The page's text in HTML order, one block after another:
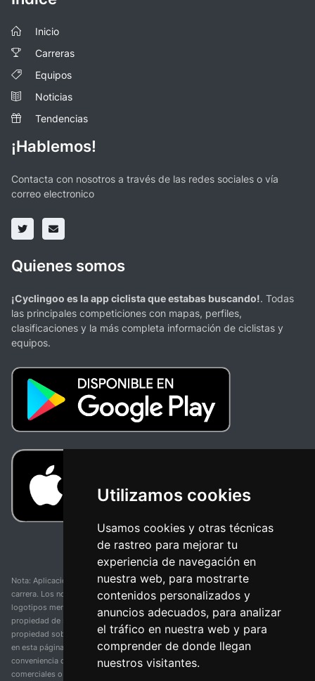
Utilizamos cookies
Usamos cookies y otras técnicas
de rastreo para mejorar tu
experiencia de navegación en
nuestra web, para mostrarte
contenidos personalizados y
anuncios adecuados, para analizar
el tráfico en nuestra web y para
comprender de donde llegan
nuestros visitantes.
Inicio
Carreras
Equipos
Noticias
Tendencias
¡Hablemos!
Contacta con nosotros a través de las redes sociales o vía
correo electronico
Quienes somos
¡Cyclingoo es la app ciclista que estabas buscando!. Todas
las principales competiciones con mapas, perfiles,
clasificaciones y la más completa información de ciclistas y
equipos.
Nota: Aplicación y web no oficial y no relacionada con ninguna organización o
carrera. Los nombres de equipos, competiciones, marcas comerciales y
logotipos mencionados en esta página de resultados de ciclismo son
propiedad de sus respectivos dueños. No tenemos afiliación, patrocinio ni
propiedad sobre estas marcas comerciales. Toda la información proporcionada
en esta página se presenta únicamente con fines informativos y para la
conveniencia de nuestros usuarios. Cualquier uso de nombres, marcas
comerciales o logotipos tiene el único propósito de identificar equipos y